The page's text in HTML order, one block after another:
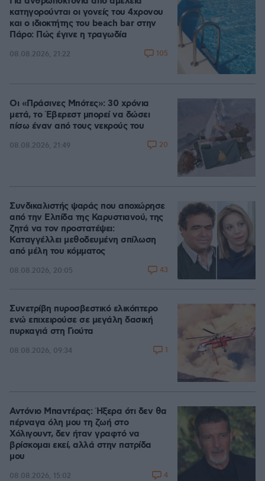
κατηγορούνται οι γονείς του 4χρονου
και ο ιδιοκτήτης του beach bar στην
Πάρο: Πώς έγινε η τραγωδία
08.08.2026, 21:22 105
Οι «Πράσινες Μπότες»: 30 χρόνια
μετά, το Έβερεστ μπορεί να δώσει
πίσω έναν από τους νεκρούς του
08.08.2026, 21:49 20
Συνδικαλιστής ψαράς που αποχώρησε
από την Ελπίδα της Καρυστιανού, της
ζητά να τον προστατέψει:
Καταγγέλλει μεθοδευμένη σπίλωση
από μέλη του κόμματος
08.08.2026, 20:05 43
Συνετρίβη πυροσβεστικό ελικόπτερο
ενώ επιχειρούσε σε μεγάλη δασική
πυρκαγιά στη Γιούτα
08.08.2026, 09:34 1
Αντόνιο Μπαντέρας: Ήξερα ότι δεν θα
πέρναγα όλη μου τη ζωή στο
Χόλιγουντ, δεν ήταν γραφτό να
βρίσκομαι εκεί, αλλά στην πατρίδα
μου
08.08.2026, 15:02 4